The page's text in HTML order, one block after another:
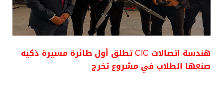
هندسة اتصالات CIC تطلق أول طائرة مسيرة ذكيه
صنعها الطلاب في مشروع تخرج